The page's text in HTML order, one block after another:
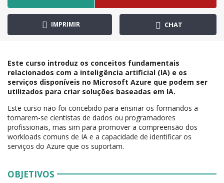
IMPRIMIR CHAT
Este curso introduz os conceitos fundamentais
relacionados com a inteligência artificial (IA) e os
serviços disponíveis no Microsoft Azure que podem ser
utilizados para criar soluções baseadas em IA.
Este curso não foi concebido para ensinar os formandos a
tornarem-se cientistas de dados ou programadores
profissionais, mas sim para promover a compreensão dos
workloads comuns de IA e a capacidade de identificar os
serviços do Azure que os suportam.
OBJETIVOS